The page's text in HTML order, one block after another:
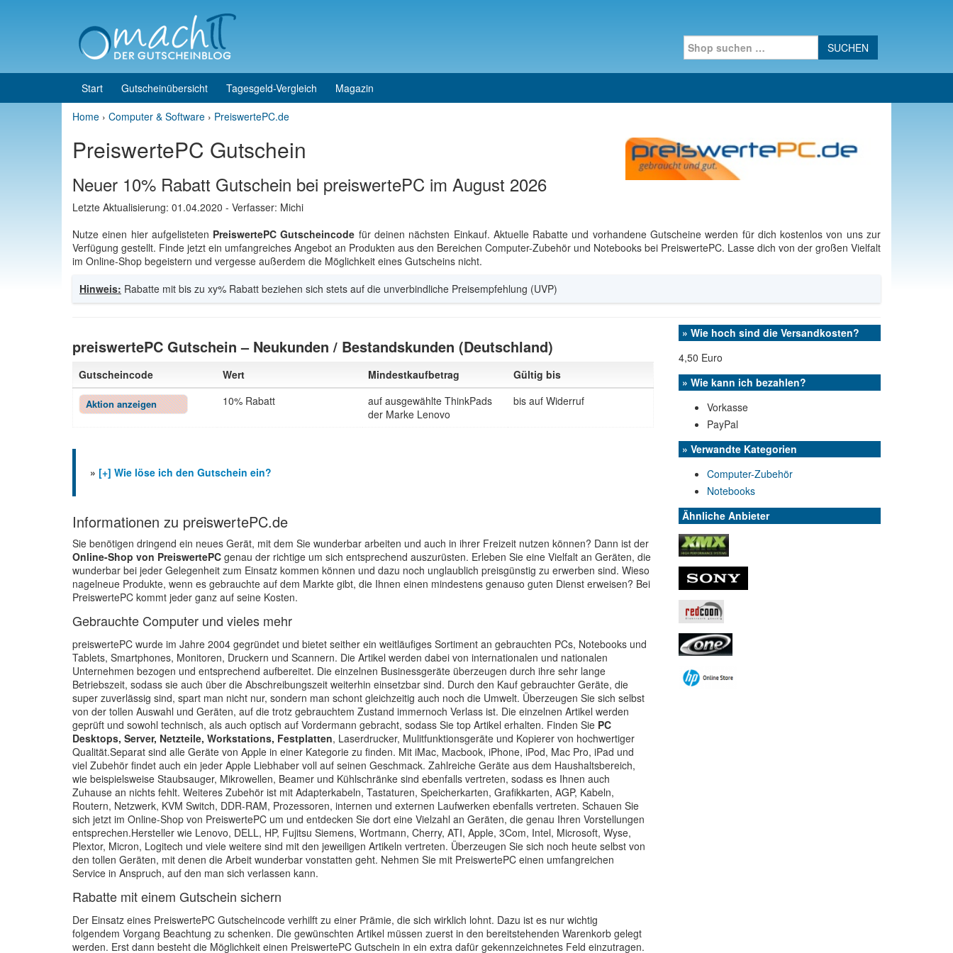
Search for:
Start Gutscheinübersicht Tagesgeld-Vergleich
Magazin
Home › Computer & Software › PreiswertePC.de
PreiswertePC Gutschein
Neuer 10% Rabatt Gutschein bei preiswertePC im August 2026
Letzte Aktualisierung: 01.04.2020 - Verfasser: Michi
Nutze einen hier aufgelisteten PreiswertePC Gutscheincode für deinen nächsten Einkauf. Aktuelle Rabatte und vorhandene Gutscheine werden für dich kostenlos von uns zur
Verfügung gestellt. Finde jetzt ein umfangreiches Angebot an Produkten aus den Bereichen Computer-Zubehör und Notebooks bei PreiswertePC. Lasse dich von der großen Vielfalt
im Online-Shop begeistern und vergesse außerdem die Möglichkeit eines Gutscheins nicht.
Hinweis: Rabatte mit bis zu xy% Rabatt beziehen sich stets auf die unverbindliche Preisempfehlung (UVP)
preiswertePC Gutschein – Neukunden / Bestandskunden (Deutschland)
Gutscheincode Wert Mindestkaufbetrag Gültig bis
Aktion anzeigen 10% Rabatt
auf ausgewählte ThinkPads
der Marke Lenovo
bis auf Widerruf
» [+] Wie löse ich den Gutschein ein?
Informationen zu preiswertePC.de
Sie benötigen dringend ein neues Gerät, mit dem Sie wunderbar arbeiten und auch in ihrer Freizeit nutzen können? Dann ist der
Online-Shop von PreiswertePC genau der richtige um sich entsprechend auszurüsten. Erleben Sie eine Vielfalt an Geräten, die
wunderbar bei jeder Gelegenheit zum Einsatz kommen können und dazu noch unglaublich preisgünstig zu erwerben sind. Wieso
nagelneue Produkte, wenn es gebrauchte auf dem Markte gibt, die Ihnen einen mindestens genauso guten Dienst erweisen? Bei
PreiswertePC kommt jeder ganz auf seine Kosten.
Gebrauchte Computer und vieles mehr
preiswertePC wurde im Jahre 2004 gegründet und bietet seither ein weitläufiges Sortiment an gebrauchten PCs, Notebooks und
Tablets, Smartphones, Monitoren, Druckern und Scannern. Die Artikel werden dabei von internationalen und nationalen
Unternehmen bezogen und entsprechend aufbereitet. Die einzelnen Businessgeräte überzeugen durch ihre sehr lange
Betriebszeit, sodass sie auch über die Abschreibungszeit weiterhin einsetzbar sind. Durch den Kauf gebrauchter Geräte, die
super zuverlässig sind, spart man nicht nur, sondern man schont gleichzeitig auch noch die Umwelt. Überzeugen Sie sich selbst
von der tollen Auswahl und Geräten, auf die trotz gebrauchtem Zustand immernoch Verlass ist. Die einzelnen Artikel werden
geprüft und sowohl technisch, als auch optisch auf Vordermann gebracht, sodass Sie top Artikel erhalten. Finden Sie PC
Desktops, Server, Netzteile, Workstations, Festplatten, Laserdrucker, Mulitfunktionsgeräte und Kopierer von hochwertiger
Qualität.Separat sind alle Geräte von Apple in einer Kategorie zu finden. Mit iMac, Macbook, iPhone, iPod, Mac Pro, iPad und
viel Zubehör findet auch ein jeder Apple Liebhaber voll auf seinen Geschmack. Zahlreiche Geräte aus dem Haushaltsbereich,
wie beispielsweise Staubsauger, Mikrowellen, Beamer und Kühlschränke sind ebenfalls vertreten, sodass es Ihnen auch
Zuhause an nichts fehlt. Weiteres Zubehör ist mit Adapterkabeln, Tastaturen, Speicherkarten, Grafikkarten, AGP, Kabeln,
Routern, Netzwerk, KVM Switch, DDR-RAM, Prozessoren, internen und externen Laufwerken ebenfalls vertreten. Schauen Sie
sich jetzt im Online-Shop von PreiswertePC um und entdecken Sie dort eine Vielzahl an Geräten, die genau Ihren Vorstellungen
entsprechen.Hersteller wie Lenovo, DELL, HP, Fujitsu Siemens, Wortmann, Cherry, ATI, Apple, 3Com, Intel, Microsoft, Wyse,
Plextor, Micron, Logitech und viele weitere sind mit den jeweiligen Artikeln vertreten. Überzeugen Sie sich noch heute selbst von
den tollen Geräten, mit denen die Arbeit wunderbar vonstatten geht. Nehmen Sie mit PreiswertePC einen umfangreichen
Service in Anspruch, auf den man sich verlassen kann.
Rabatte mit einem Gutschein sichern
Der Einsatz eines PreiswertePC Gutscheincode verhilft zu einer Prämie, die sich wirklich lohnt. Dazu ist es nur wichtig
folgendem Vorgang Beachtung zu schenken. Die gewünschten Artikel müssen zuerst in den bereitstehenden Warenkorb gelegt
werden. Erst dann besteht die Möglichkeit einen PreiswertePC Gutschein in ein extra dafür gekennzeichnetes Feld einzutragen.
» Wie hoch sind die Versandkosten?
4,50 Euro
» Wie kann ich bezahlen?
Vorkasse
PayPal
» Verwandte Kategorien
Computer-Zubehör
Notebooks
Ähnliche Anbieter